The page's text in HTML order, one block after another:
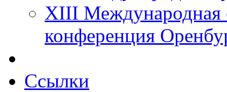
XIII Международная
конференция
Ссылки